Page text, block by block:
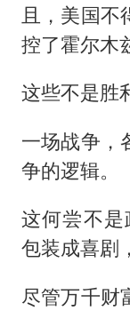
且，美国不
控了霍尔木
这些不是胜
一场战争，
争的逻辑。
这何尝不
包装成喜剧
尽管万千财